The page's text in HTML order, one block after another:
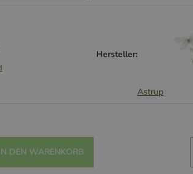
Hersteller:
Astrup
DEN WARENKORB